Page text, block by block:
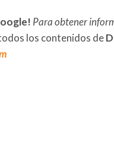
Para obtener
los contenidos de